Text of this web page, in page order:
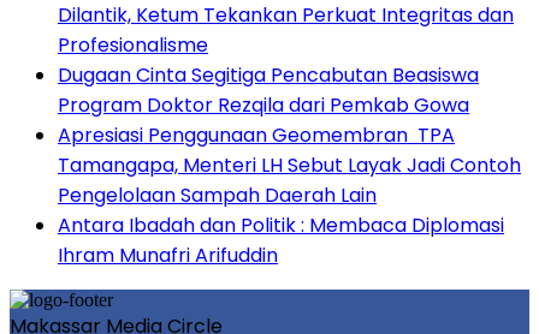
Dilantik, Ketum Tekankan Perkuat Integritas dan
Profesionalisme
Dugaan Cinta Segitiga Pencabutan Beasiswa
Program Doktor Rezqila dari Pemkab Gowa
Apresiasi Penggunaan Geomembran TPA
Tamangapa, Menteri LH Sebut Layak Jadi Contoh
Pengelolaan Sampah Daerah Lain
Antara Ibadah dan Politik : Membaca Diplomasi
Ihram Munafri Arifuddin
Makassar Media Circle